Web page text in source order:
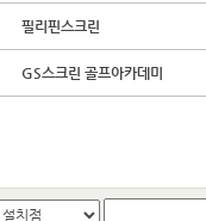
필리핀스크린
GS스크린 골프아카데미